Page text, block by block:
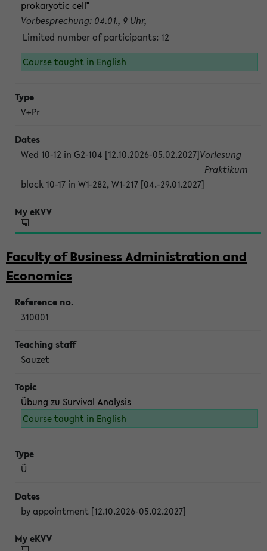
prokaryotic cell"
Vorbesprechung: 04.01., 9 Uhr,
Limited number of participants: 12
Course taught in English
V+Pr
Wed 10-12 in G2-104 [12.10.2026-05.02.2027]Vorlesung
block 10-17 in W1-282, W1-217 [04.-29.01.2027]
Praktikum
Faculty of Business Administration and
Economics
310001
Sauzet
Übung zu Survival Analysis
Course taught in English
Ü
by appointment [12.10.2026-05.02.2027]